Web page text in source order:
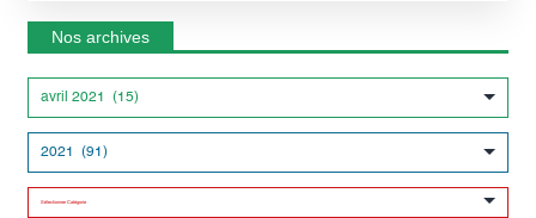
Nos archives